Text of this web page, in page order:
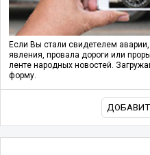
Если Вы стали свидетелем
явления, провала дороги или
ленте народных новостей.
форму.